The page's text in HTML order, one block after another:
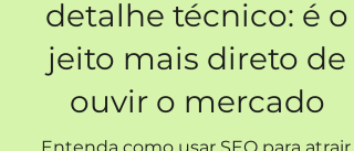
Emi Monteiro
Palavra-chave não é